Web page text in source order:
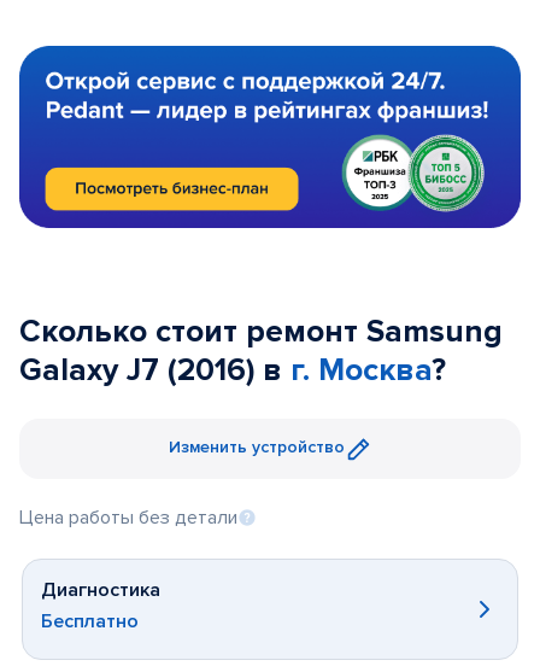
Сколько стоит ремонт Samsung
Galaxy J7 (2016) в г. Москва?
Изменить устройство
Цена работы без детали
Диагностика
Бесплатно